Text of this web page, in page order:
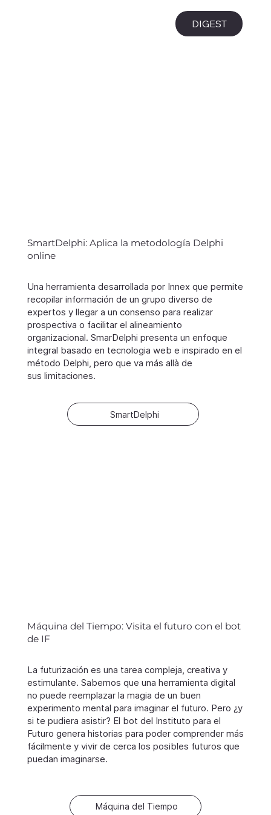
DIGEST
SmartDelphi: Aplica la metodología Delphi
online
Una herramienta desarrollada por Innex que permite
recopilar información de un grupo diverso de
expertos y llegar a un consenso para realizar
prospectiva o facilitar el alineamiento
organizacional. SmarDelphi presenta un enfoque
integral basado en tecnologia web e inspirado en el
método Delphi, pero que va más allà de
sus limitaciones.
SmartDelphi
Máquina del Tiempo: Visita el futuro con el bot
de IF
La futurización es una tarea compleja, creativa y
estimulante. Sabemos que una herramienta digital
no puede reemplazar la magia de un buen
experimento mental para imaginar el futuro. Pero ¿y
si te pudiera asistir? El bot del Instituto para el
Futuro genera historias para poder comprender más
fácilmente y vivir de cerca los posibles futuros que
puedan imaginarse.
Máquina del Tiempo